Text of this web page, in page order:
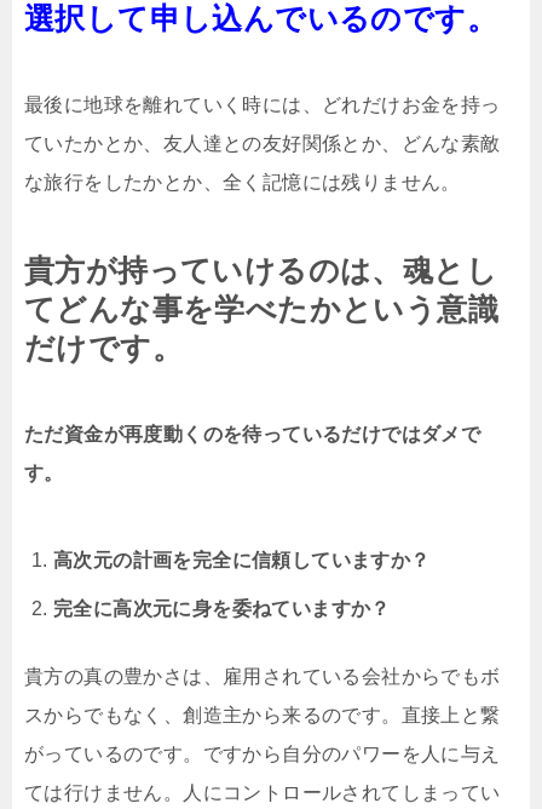
選択して申し込んでいるのです。
最後に地球を離れていく時には、どれだけお金を持っ
ていたかとか、友人達との友好関係とか、どんな素敵
な旅行をしたかとか、全く記憶には残りません。
貴方が持っていけるのは、魂とし
てどんな事を学べたかという意識
だけです。
ただ資金が再度動くのを待っているだけではダメで
す。
高次元の計画を完全に信頼していますか？
完全に高次元に身を委ねていますか？
貴方の真の豊かさは、雇用されている会社からでもボ
スからでもなく、創造主から来るのです。直接上と繋
がっているのです。ですから自分のパワーを人に与え
ては行けません。人にコントロールされてしまってい